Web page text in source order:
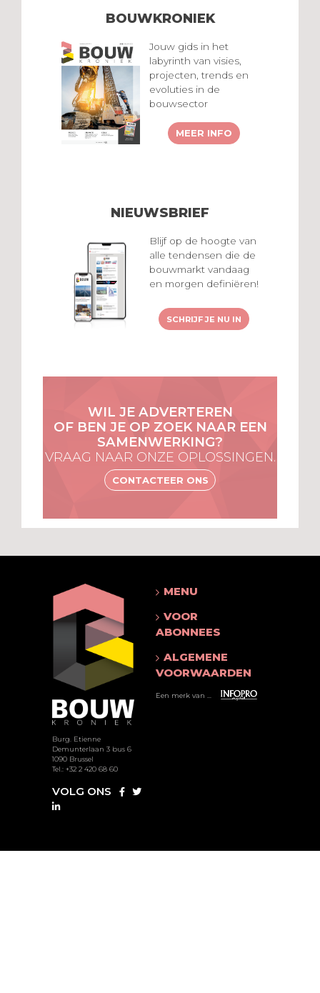
BOUWKRONIEK
Jouw gids in het
labyrinth van visies,
projecten, trends en
evoluties in de
bouwsector
MEER INFO
NIEUWSBRIEF
Blijf op de hoogte van
alle tendensen die de
bouwmarkt vandaag
en morgen definiëren!
SCHRIJF JE NU IN
WIL JE ADVERTEREN
OF BEN JE OP ZOEK NAAR EEN
SAMENWERKING?
VRAAG NAAR ONZE OPLOSSINGEN.
CONTACTEER ONS
Burg. Etienne
Demunterlaan 3 bus 6
1090 Brussel
Tel.: +32 2 420 68 60
VOLG ONS
MENU
VOOR
ABONNEES
ALGEMENE
VOORWAARDEN
Een merk van ...